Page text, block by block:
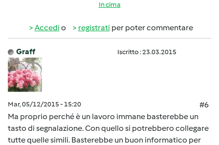
In cima
Accedi o registrati per poter commentare
Graff Iscritto : 23.03.2015
Mar, 05/12/2015 - 15:20
#6
Ma proprio perché è un lavoro immane basterebbe un
tasto di segnalazione. Con quello si potrebbero collegare
tutte quelle simili. Basterebbe un buon informatico per